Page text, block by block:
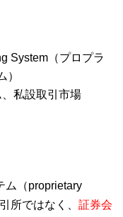
System（プロプラ
）
私設取引市場
ム（proprietary
所ではなく、 証券会